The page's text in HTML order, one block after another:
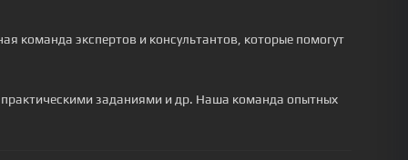
команда экспертов и консультантов, которые помогут
заданиями и др. Наша команда опытных